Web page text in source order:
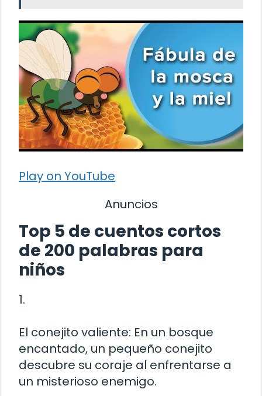
Play on YouTube
Anuncios
Top 5 de cuentos cortos
de 200 palabras para
niños
1.
El conejito valiente: En un bosque
encantado, un pequeño conejito
descubre su coraje al enfrentarse a
un misterioso enemigo.